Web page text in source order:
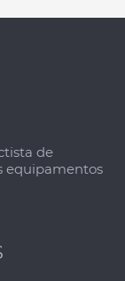
de
equipamentos